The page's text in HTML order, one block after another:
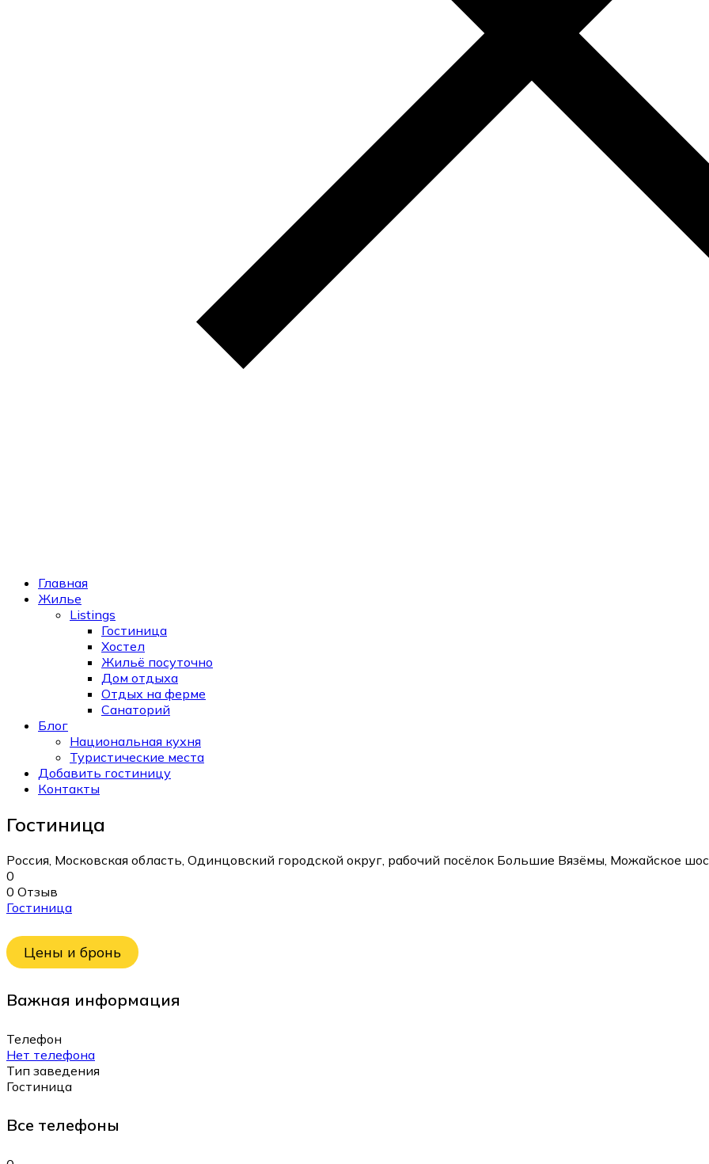
Главная
Жилье
Listings
Гостиница
Хостел
Жильё посуточно
Дом отдыха
Отдых на ферме
Санаторий
Блог
Национальная кухня
Туристические места
Добавить гостиницу
Контакты
Гостиница
Россия, Московская область, Одинцовский городской округ, рабочий посёлок Большие Вязёмы, Можайское
0
0 Отзыв
Гостиница
Цены и бронь
Важная информация
Телефон
Нет телефона
Тип заведения
Гостиница
Все телефоны